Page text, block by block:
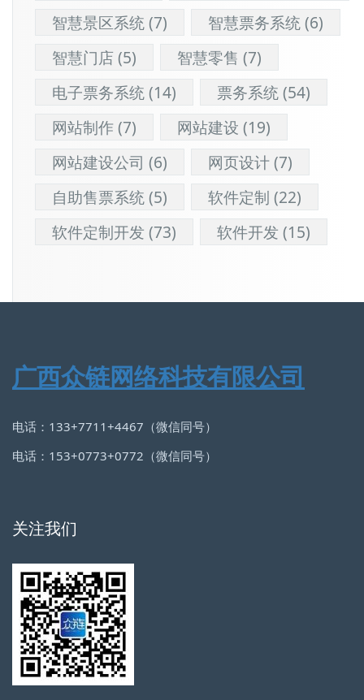
智慧景区系统(7) 智慧票务系统(6)
智慧门店(5) 智慧零售 (7)
电子票务系统(14) 票务系统(54)
网站制作(7) 网站建设 (19)
网站建设公司 (6) 网页设计(7)
自助售票系统(5) 软件定制 (22)
软件定制开发 (73) 软件开发 (15)
广西众链网络科技有限公司
电话：133+7711+4467（微信同号）
电话：153+0773+0772（微信同号）
关注我们